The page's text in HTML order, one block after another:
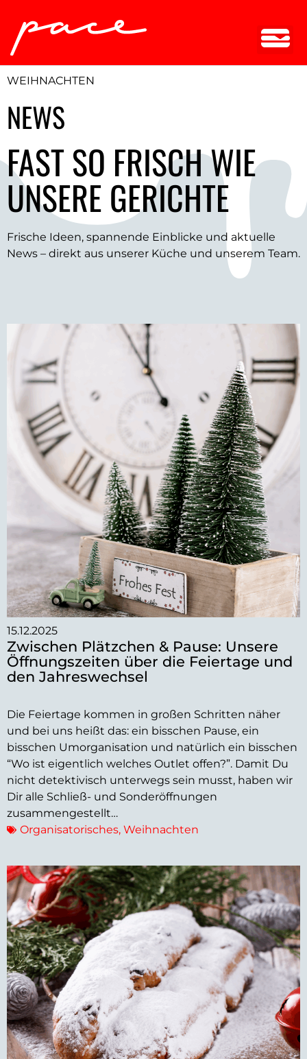
WEIHNACHTEN
NEWS
FAST SO FRISCH WIE
UNSERE GERICHTE
Frische Ideen, spannende Einblicke und aktuelle
News – direkt aus unserer Küche und unserem Team.
15.12.2025
Zwischen Plätzchen & Pause: Unsere
Öffnungszeiten über die Feiertage und
den Jahreswechsel
Die Feiertage kommen in großen Schritten näher
und bei uns heißt das: ein bisschen Pause, ein
bisschen Umorganisation und natürlich ein bisschen
“Wo ist eigentlich welches Outlet offen?”. Damit Du
nicht detektivisch unterwegs sein musst, haben wir
Dir alle Schließ- und Sonderöffnungen
zusammengestellt…
Organisatorisches, Weihnachten